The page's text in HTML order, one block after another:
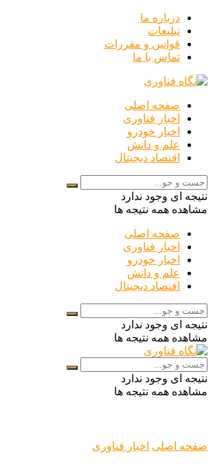
درباره ما
تبلیغات
قوانین و مقررات
تماس با ما
صفحه اصلی
اخبار فناوری
اخبار خودرو
علم و دانش
اقتصاد دیجیتال
نتیجه ای وجود ندارد
مشاهده همه نتیجه ها
صفحه اصلی
اخبار فناوری
اخبار خودرو
علم و دانش
اقتصاد دیجیتال
نتیجه ای وجود ندارد
مشاهده همه نتیجه ها
نتیجه ای وجود ندارد
مشاهده همه نتیجه ها
صفحه اصلی اخبار فناوری